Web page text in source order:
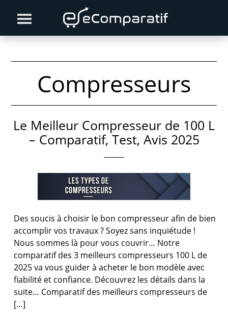
primary
navigation
content
Compresseurs
Le Meilleur Compresseur de 100 L
– Comparatif, Test, Avis 2025
Des soucis à choisir le bon compresseur afin de bien
accomplir vos travaux ? Soyez sans inquiétude !
Nous sommes là pour vous couvrir… Notre
comparatif des 3 meilleurs compresseurs 100 L de
2025 va vous guider à acheter le bon modèle avec
fiabilité et confiance. Découvrez les détails dans la
suite… Comparatif des meilleurs compresseurs de
[…]